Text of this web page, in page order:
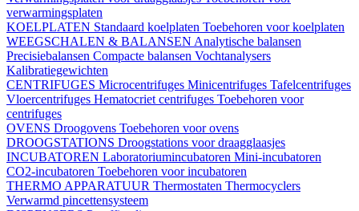
verwarmingsplaten
KOELPLATEN Standaard koelplaten Toebehoren voor koelplaten
WEEGSCHALEN & BALANSEN Analytische balansen
Precisiebalansen Compacte balansen Vochtanalysers
Kalibratiegewichten
CENTRIFUGES Microcentrifuges Minicentrifuges Tafelcentrifuges
Vloercentrifuges Hematocriet centrifuges Toebehoren voor
centrifuges
OVENS Droogovens Toebehoren voor ovens
DROOGSTATIONS Droogstations voor draagglaasjes
INCUBATOREN Laboratoriumincubatoren Mini-incubatoren
CO2-incubatoren Toebehoren voor incubatoren
THERMO APPARATUUR Thermostaten Thermocyclers
Verwarmd pincettensysteem